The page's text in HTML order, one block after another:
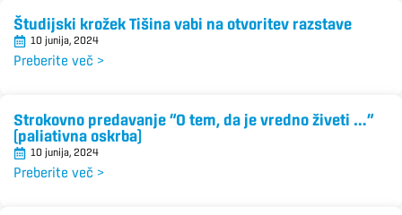
Študijski krožek Tišina vabi na otvoritev razstave
10 junija, 2024
Preberite več >
Strokovno predavanje “O tem, da je vredno živeti …”
(paliativna oskrba)
10 junija, 2024
Preberite več >